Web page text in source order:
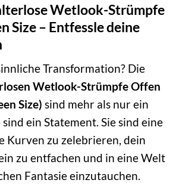
Wetlook-Strümpfe
Size – Entfessle deine
Transformation? Die
Wetlook-Strümpfe Offen
Size) sind mehr als nur ein
sind ein Statement. Sie sind eine
Kurven zu zelebrieren, dein
zu entfachen und in eine Welt
Fantasie einzutauchen.